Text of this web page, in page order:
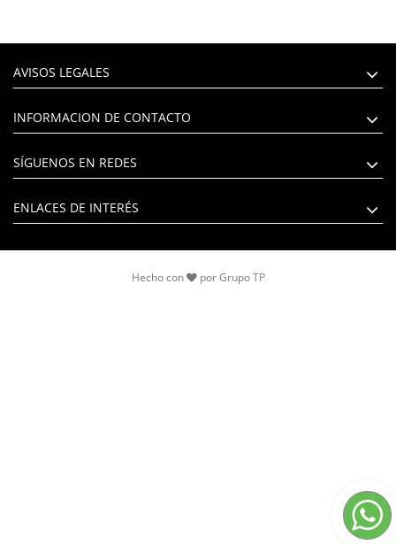
AVISOS LEGALES
INFORMACION DE CONTACTO
SÍGUENOS EN REDES
ENLACES DE INTERÉS
Hecho con por Grupo TP